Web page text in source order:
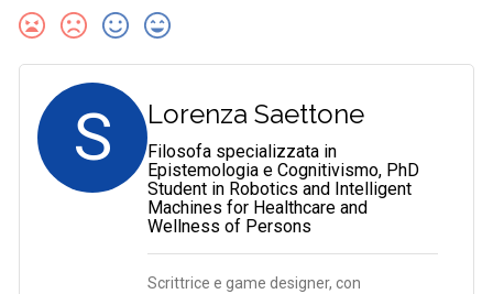
S Lorenza Saettone
Filosofa specializzata in
Epistemologia e Cognitivismo, PhD
Student in Robotics and Intelligent
Machines for Healthcare and
Wellness of Persons
Scrittrice e game designer, con